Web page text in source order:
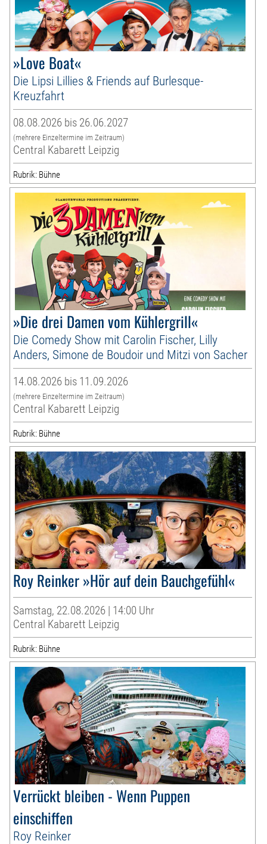
»Love Boat«
Die Lipsi Lillies & Friends auf Burlesque-
Kreuzfahrt
08.08.2026 bis 26.06.2027
(mehrere Einzeltermine im Zeitraum)
Central Kabarett Leipzig
Rubrik: Bühne
»Die drei Damen vom Kühlergrill«
Die Comedy Show mit Carolin Fischer, Lilly
Anders, Simone de Boudoir und Mitzi von Sacher
14.08.2026 bis 11.09.2026
(mehrere Einzeltermine im Zeitraum)
Central Kabarett Leipzig
Rubrik: Bühne
Roy Reinker »Hör auf dein Bauchgefühl«
Samstag, 22.08.2026 | 14:00 Uhr
Central Kabarett Leipzig
Rubrik: Bühne
Verrückt bleiben - Wenn Puppen
einschiffen
Roy Reinker